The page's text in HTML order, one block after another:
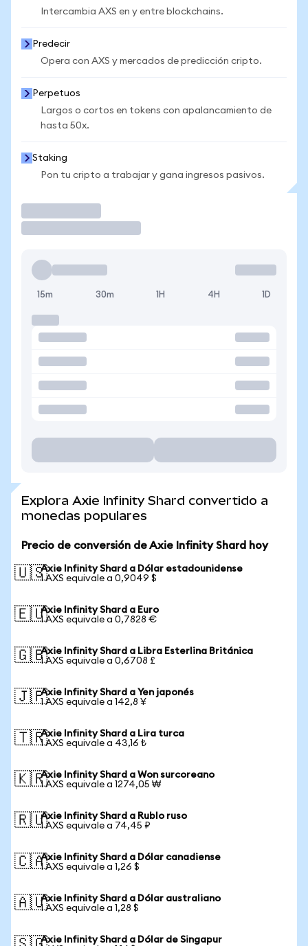
Intercambia AXS en y entre blockchains.
Predecir
Opera con AXS y mercados de predicción cripto.
Perpetuos
Largos o cortos en tokens con apalancamiento de
hasta 50x.
Staking
Pon tu cripto a trabajar y gana ingresos pasivos.
15m 30m 1H 4H 1D
Explora Axie Infinity Shard convertido a
monedas populares
Precio de conversión de Axie Infinity Shard hoy
🇺🇸Axie Infinity Shard a Dólar estadounidense
1 AXS equivale a 0,9049 $
🇪🇺Axie Infinity Shard a Euro
1 AXS equivale a 0,7828 €
🇬🇧Axie Infinity Shard a Libra Esterlina Británica
1 AXS equivale a 0,6708 £
🇯🇵Axie Infinity Shard a Yen japonés
1 AXS equivale a 142,8 ¥
🇹🇷Axie Infinity Shard a Lira turca
1 AXS equivale a 43,16 ₺
🇰🇷Axie Infinity Shard a Won surcoreano
1 AXS equivale a 1274,05 ₩
🇷🇺Axie Infinity Shard a Rublo ruso
1 AXS equivale a 74,45 ₽
🇨🇦Axie Infinity Shard a Dólar canadiense
1 AXS equivale a 1,26 $
🇦🇺Axie Infinity Shard a Dólar australiano
1 AXS equivale a 1,28 $
Axie Infinity Shard a Dólar de Singapur